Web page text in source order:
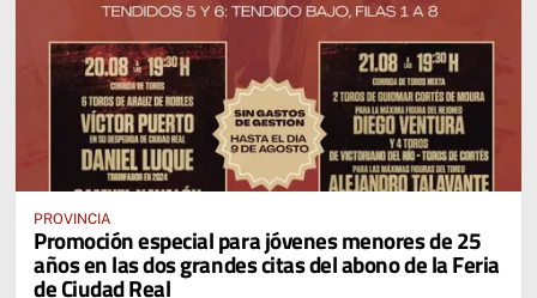
PROVINCIA
Promoción especial para jóvenes menores de 25
años en las dos grandes citas del abono de la Feria
de Ciudad Real